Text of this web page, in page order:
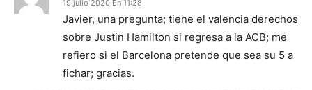
19 julio 2020 En 11:28
Javier, una pregunta; tiene el valencia derechos
sobre Justin Hamilton si regresa a la ACB; me
refiero si el Barcelona pretende que sea su 5 a
fichar; gracias.